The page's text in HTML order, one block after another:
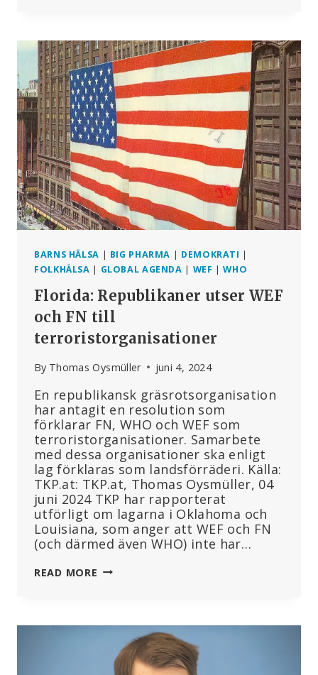
EXTRA
DÖDSFALL
I
47
LÄNDER
BARNS HÄLSA | BIG PHARMA | DEMOKRATI |
FOLKHÄLSA | GLOBAL AGENDA | WEF |WHO
Florida: Republikaner utser WEF
och FN till
terroristorganisationer
By Thomas Oysmüller juni 4, 2024
En republikansk gräsrotsorganisation
har antagit en resolution som
förklarar FN, WHO och WEF som
terroristorganisationer. Samarbete
med dessa organisationer ska enligt
lag förklaras som landsförräderi. Källa:
TKP.at: TKP.at, Thomas Oysmüller, 04
juni 2024 TKP har rapporterat
utförligt om lagarna i Oklahoma och
Louisiana, som anger att WEF och FN
(och därmed även WHO) inte har…
READ MORE FLORIDA:
TILL